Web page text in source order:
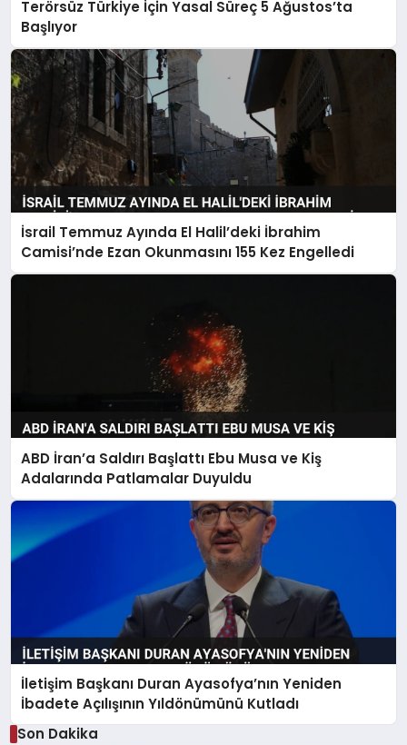
Terörsüz Türkiye İçin Yasal Süreç 5 Ağustos’ta
Başlıyor
İsrail Temmuz Ayında El Halil’deki İbrahim
Camisi’nde Ezan Okunmasını 155 Kez Engelledi
ABD İran’a Saldırı Başlattı Ebu Musa ve Kiş
Adalarında Patlamalar Duyuldu
İletişim Başkanı Duran Ayasofya’nın Yeniden
İbadete Açılışının Yıldönümünü Kutladı
Son Dakika